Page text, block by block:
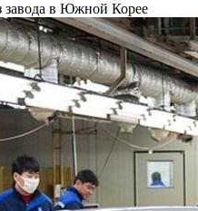
завода в Южной Корее